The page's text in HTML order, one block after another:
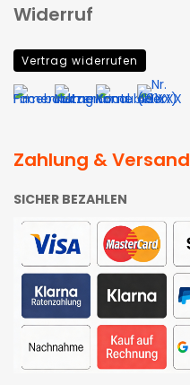
Widerruf
Vertrag widerrufen
Zahlung & Versand
SICHER BEZAHLEN